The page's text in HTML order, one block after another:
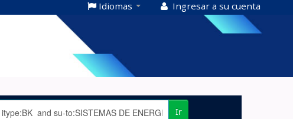
Idiomas Ingresar a su cuenta
Ir